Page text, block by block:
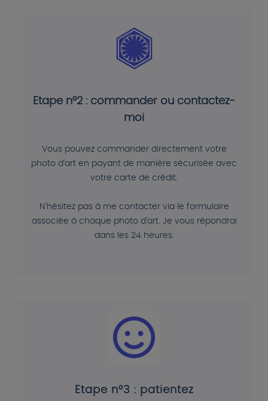
Etape n°2 : commander ou contactez-
moi
Vous pouvez commander directement votre
photo d'art en payant de manière sécurisée avec
votre carte de crédit.
N'hésitez pas à me contacter via le formulaire
associée à chaque photo d'art. Je vous répondrai
dans les 24 heures.
Etape n°3 : patientez